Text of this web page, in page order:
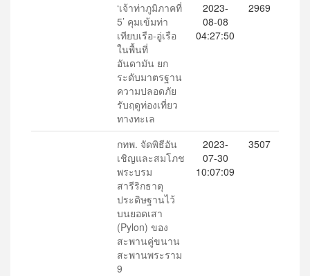
‘เจ้าท่าภูมิภาคที่
5’ คุมเข้มท่า
เทียบเรือ-อู่เรือ
ในพื้นที่
อันดามัน ยก
ระดับมาตรฐาน
ความปลอดภัย
รับฤดูท่องเที่ยว
ทางทะเล
2023-
08-08
04:27:50
2969
กทพ. จัดพิธีอัน
เชิญและสมโภช
พระบรม
สารีริกธาตุ
ประดิษฐานไว้
บนยอดเสา
(Pylon) ของ
สะพานคู่ขนาน
สะพานพระราม
9
2023-
07-30
10:07:09
3507